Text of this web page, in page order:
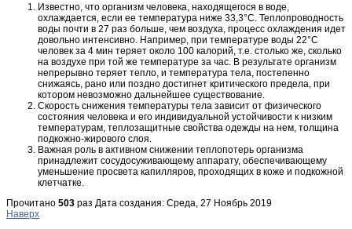
Известно, что организм человека, находящегося в воде,
охлаждается, если ее температура ниже 33,3°С. Теплопроводность
воды почти в 27 раз больше, чем воздуха, процесс охлаждения идет
довольно интенсивно. Например, при температуре воды 22°С
человек за 4 мин теряет около 100 калорий, т.е. столько же, сколько
на воздухе при той же температуре за час. В результате организм
непрерывно теряет тепло, и температура тела, постепенно
снижаясь, рано или поздно достигнет критического предела, при
котором невозможно дальнейшее существование.
Скорость снижения температуры тела зависит от физического
состояния человека и его индивидуальной устойчивости к низким
температурам, теплозащитные свойства одежды на нем, толщина
подкожно-жирового слоя.
Важная роль в активном снижении теплопотерь организма
принадлежит сосудосуживающему аппарату, обеспечивающему
уменьшение просвета капилляров, проходящих в коже и подкожной
клетчатке.
Прочитано 503 раз Дата создания: Среда, 27 Ноябрь 2019
Наверх